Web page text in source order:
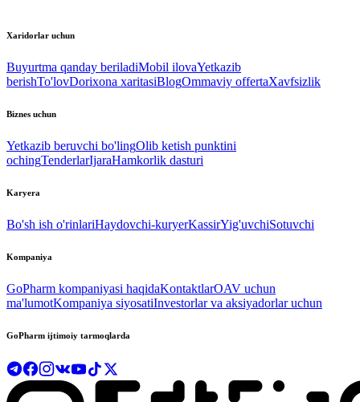
Xaridorlar uchun
Buyurtma qanday beriladiMobil ilovaYetkazib
berishTo'lovDorixona xaritasiBlogOmmaviy offertaXavfsizlik
Biznes uchun
Yetkazib beruvchi bo'lingOlib ketish punktini
ochingTenderlarIjaraHamkorlik dasturi
Karyera
Bo'sh ish o'rinlariHaydovchi-kuryerKassirYig'uvchiSotuvchi
Kompaniya
GoPharm kompaniyasi haqidaKontaktlarOAV uchun
ma'lumotKompaniya siyosatiInvestorlar va aksiyadorlar uchun
GoPharm ijtimoiy tarmoqlarda